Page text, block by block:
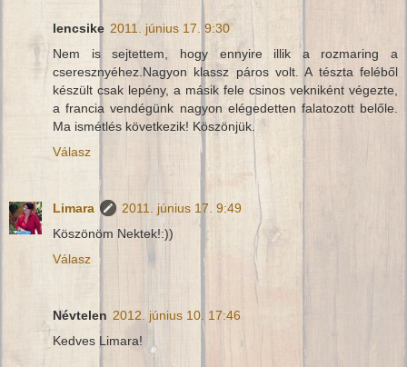
lencsike 2011. június 17. 9:30
Nem is sejtettem, hogy ennyire illik a rozmaring a
cseresznyéhez.Nagyon klassz páros volt. A tészta feléből
készült csak lepény, a másik fele csinos vekniként végezte,
a francia vendégünk nagyon elégedetten falatozott belőle.
Ma ismétlés következik! Köszönjük.
Válasz
Limara
2011. június 17. 9:49
Köszönöm Nektek!:))
Válasz
Névtelen 2012. június 10. 17:46
Kedves Limara!